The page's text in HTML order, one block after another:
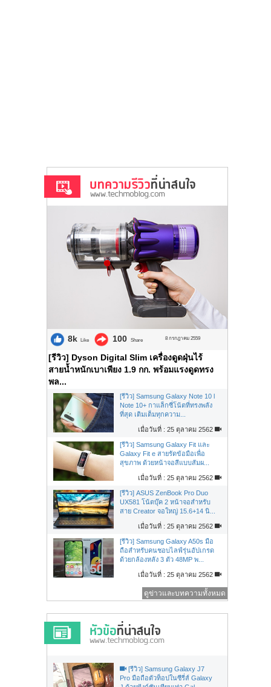
8k Like 100 Share 8 กรกฎาคม 2559
[รีวิว] Dyson Digital Slim เครื่องดูดฝุ่นไร้
สายน้ำหนักเบาเพียง 1.9 กก. พร้อมแรงดูดทรง
พล...
[รีวิว] Samsung Galaxy Note 10 l
Note 10+ กาแล็กซี่โน้ตที่ทรงพลัง
ที่สุด เติมเต็มทุกความ...
เมื่อวันที่ : 25 ตุลาคม 2562
[รีวิว] Samsung Galaxy Fit และ
Galaxy Fit e สายรัดข้อมือเพื่อ
สุขภาพ ด้วยหน้าจอสีแบบสัมผ...
เมื่อวันที่ : 25 ตุลาคม 2562
[รีวิว] ASUS ZenBook Pro Duo
UX581 โน้ตบุ๊ค 2 หน้าจอสำหรับ
สาย Creator จอใหญ่ 15.6+14 นิ...
เมื่อวันที่ : 25 ตุลาคม 2562
[รีวิว] Samsung Galaxy A50s มือ
ถือสำหรับคนชอบไลฟ์รุ่นอัปเกรด
ด้วยกล้องหลัง 3 ตัว 48MP พ...
เมื่อวันที่ : 25 ตุลาคม 2562
ดูข่าวและบทความทั้งหมด
[รีวิว] Samsung Galaxy J7
Pro มือถือตัวท็อปในซีรี่ส์ Galaxy